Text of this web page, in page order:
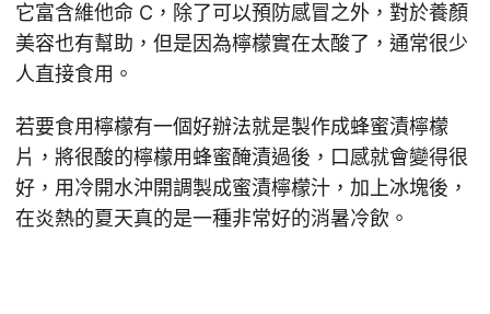
它富含維他命 C，除了可以預防感冒之外，對於養顏
美容也有幫助，但是因為檸檬實在太酸了，通常很少
人直接食用。
若要食用檸檬有一個好辦法就是製作成蜂蜜漬檸檬
片，將很酸的檸檬用蜂蜜醃漬過後，口感就會變得很
好，用冷開水沖開調製成蜜漬檸檬汁，加上冰塊後，
在炎熱的夏天真的是一種非常好的消暑冷飲。